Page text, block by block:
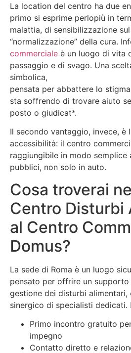
La location del centro ha due
primo si esprime perlopiù in
malattia, di sensibilizzazione
“normalizzazione” della cura.
commerciale è un luogo di vita
passaggio e di svago. Una
simbolica,
pensata per abbattere lo
sta soffrendo di trovare aiuto
posto o giudicat*.
Il secondo vantaggio, invece, è
accessibilità: il centro
raggiungibile in modo semplice
pubblici, non solo in auto.
Cosa troverai
Centro Disturbi
al Centro
Domus?
La sede di Roma è un luogo
pensato per offrire un
gestione dei disturbi alimentari,
sinergico di specialisti dedicati.
Primo incontro gratuito
impegno
Contatto diretto e